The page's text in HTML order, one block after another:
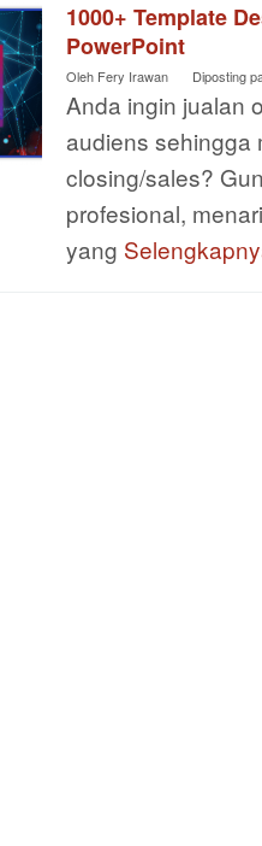
1000+ Template
PowerPoint
Oleh Fery Irawan Diposting
Anda ingin jualan
audiens sehingga
closing/sales?
profesional,
yang